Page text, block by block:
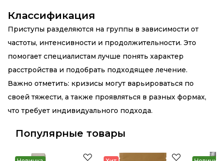
Классификация
Приступы разделяются на группы в зависимости от
частоты, интенсивности и продолжительности. Это
помогает специалистам лучше понять характер
расстройства и подобрать подходящее лечение.
Важно отметить: кризисы могут варьироваться по
своей тяжести, а также проявляться в разных формах,
что требует индивидуального подхода.
Популярные товары